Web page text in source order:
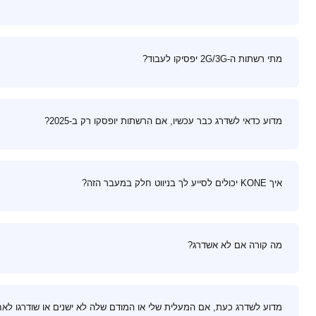
מתי רשתות ה-2G/3G יפסיקו לעבוד?
מדוע כדאי לשדרג כבר עכשיו, אם הרשתות יופסקו רק ב-2025?
איך KONE יכולים לסייע לך בניווט חלק במעבר הזה?
מה קורה אם לא אשדרג?
מדוע לשדרג כעת, אם המעלית שלי או המודם שלה לא ישנים או שודרגו